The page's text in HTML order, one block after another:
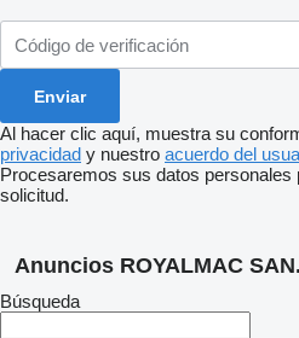
Al hacer clic aquí, muestra su
privacidad y nuestro acuerdo del
Procesaremos sus datos personales
solicitud.
Anuncios ROYALMAC
Búsqueda